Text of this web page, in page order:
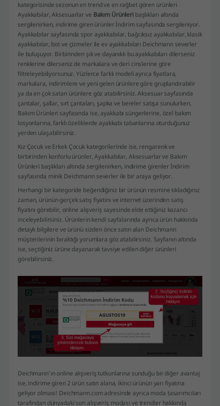
kategorisinde sezonun en trend ve en rağbet gören ürünleri
Ayakkabılar, Aksesuarlar ve Bakım Ürünleri başlıkları altında
sergilenirken, indirime giren ürünler İndirim sayfasında sergileniyor.
Ayakkabılar sayfasında spor ayakkabılar, bağcıksız ayakkabılar, klasik
ayakkabılar, bot ve çizmeler ile ev ayakkabıları Deichmann severler
ile buluşuyor. Birbirinden şık ve dayanıklı bu ayakkabıları dilerseniz
renklerine dilerseniz de markalara ve deri cinslerine göre
filtreleyebiliyorsunuz. Yüzlerce farklı modeli ayrıca fiyatlara,
markalara, indirimlere ve yeni gelen ürünlere göre gruplandırabilir
ya da en çok satan ürünlere göz atabilirsiniz. Aksesuar sayfasında
çantalar, şallar, sırt çantaları, şapka ve bereler satışa sunulurken,
Bakım Ürünleri sayfasında ise, ayakkabı süngerlerine, özel bakım
losyonlarına, farklı özeliklerde ayakkabı tabanlarına oturduğunuz
yerden ulaşabilirsiniz.
Kız Çocuk ve Erkek Çocuk kategorilerinde ise, rengarenk ve
birbirinden konforlu ürünler, Ayakkabılar, Aksesuarlar ve Bakım
Ürünleri başlıkları altında sergilenirken, indirime girenler İndirim
sayfasında minik Deichmann severler ile bir araya geliyor.
Herhangi bir kategoride beğendiğiniz bir ürünün resmine tıkladığınız
zaman, ürünün gerçek satış fiyatını ve internet üzerinden satış
fiyatını görebilir, online alışveriş sayesinde elde ettiğiniz kazancı
inceleyebilirsiniz. Ürünlerin kendi sayfalarında ayrıca ürün hakkında
detaylı bilgilere ve ürünü sizden önce satın alan Deichmann
müşterilerinin bıraktığı yorumlara göz atabilirsiniz. Sayfanın altında
ise, seçtiğiniz ürüne dayanarak tavsiye edilen diğer ürünleri
görebilirsiniz.
Deichmann’ın online alışveriş tutkunlarına sunduğu bir diğer avantaj
ise, indirime giren 2 ürün satın alana, ikinci ürünün yarı fiyatına
geliyor olması! Deichmann.com adresinde ayrıca moda tasarımcıları
tarafından dünyadaki son alışveriş modası ve trendler hakkında